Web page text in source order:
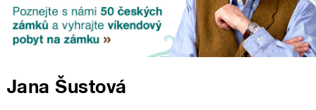
Jana Šustová